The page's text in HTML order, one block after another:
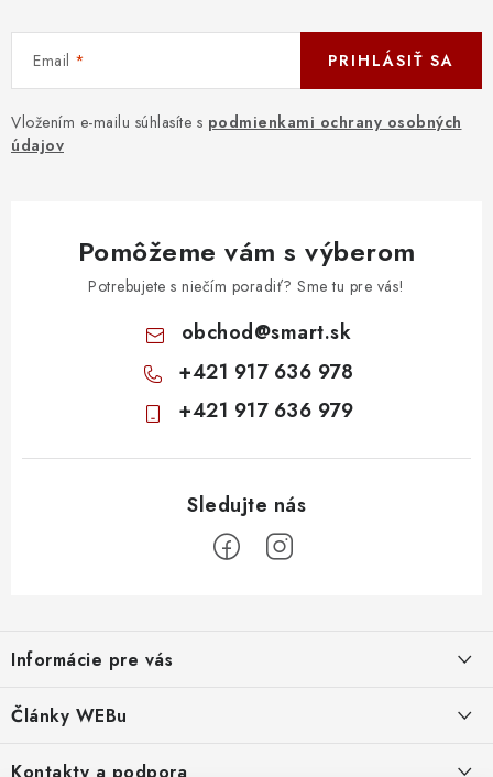
Email
Vložením e-mailu súhlasíte s podmienkami ochrany osobných
údajov
PRIHLÁSIŤ SA
Pomôžeme vám s výberom
Potrebujete s niečím poradiť? Sme tu pre vás!
obchod@smart.sk
+421 917 636 978
+421 917 636 979
p
ä
Informácie pre vás
Obchodné podmienky
Články WEBu
Dôležité oznamy